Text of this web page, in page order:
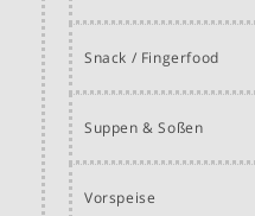
Snack / Fingerfood
Suppen & Soßen
Vorspeise